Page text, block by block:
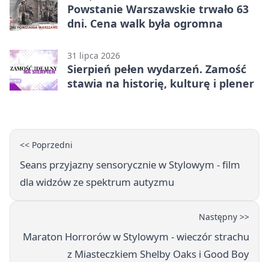
Powstanie Warszawskie trwało 63
dni. Cena walk była ogromna
31 lipca 2026
Sierpień pełen wydarzeń. Zamość
stawia na historię, kulturę i plener
<< Poprzedni
Seans przyjazny sensorycznie w Stylowym - film
dla widzów ze spektrum autyzmu
Następny >>
Maraton Horrorów w Stylowym - wieczór strachu
z Miasteczkiem Shelby Oaks i Good Boy